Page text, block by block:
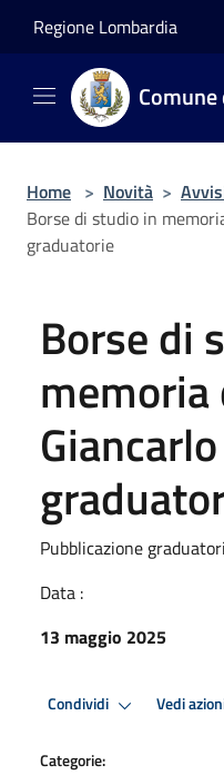
Regione Lombardia
Home > Novità >
Borse di studio in
graduatorie
Borse di
memoria
Pubblicazione
Data :
13 maggio 2025
Condividi Vedi
Categorie: